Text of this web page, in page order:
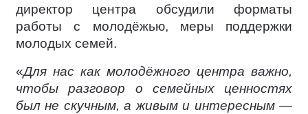
директор центра обсудили форматы
работы с молодёжью, меры поддержки
молодых семей.
«Для нас как молодёжного центра важно,
чтобы разговор о семейных ценностях
был не скучным, а живым и интересным —